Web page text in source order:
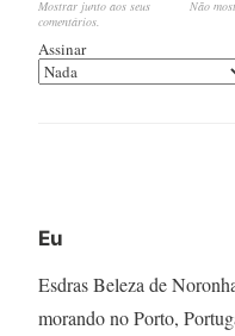
Mostrar junto aos seus
comentários.
Não
Assinar
Eu
Esdras Beleza de
morando no Porto,